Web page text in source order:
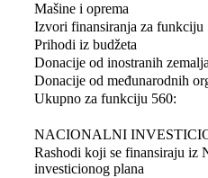
Mašine i oprema
Izvori finansiranja za funkciju
Prihodi iz budžeta
Donacije od inostranih
Donacije od međunarodnih
Ukupno za funkciju 560:
NACIONALNI
Rashodi koji se finansiraju iz
investicionog plana